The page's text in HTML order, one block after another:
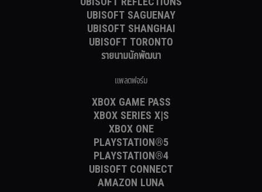
UBISOFT SAGUENAY
UBISOFT SHANGHAI
UBISOFT TORONTO
รายนามนักพัฒนา
แพลตฟอร์ม
XBOX GAME PASS
XBOX SERIES X|S
XBOX ONE
PLAYSTATION®5
PLAYSTATION®4
UBISOFT CONNECT
AMAZON LUNA